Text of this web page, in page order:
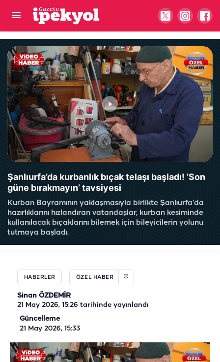
Şanlıurfa’da kurbanlık bıçak telaşı başladı! ‘Son
güne bırakmayın’ tavsiyesi
Kurban Bayramının yaklaşmasıyla birlikte Şanlıurfa’da
hazırlıklarını hızlandıran vatandaşlar, kurban kesiminde
kullanılacak bıçaklarını bilemek için bileyicilerin yolunu
tutmaya başladı.
HABERLER ÖZEL HABER
Sinan ÖZDEMİR
21 May 2026, 15:26 tarihinde yayınlandı
Güncelleme
21 May 2026, 15:33
Şanlıurfa’da ipe dizilince fiyatını 16’ya katlıyor:
Servet değerinde…